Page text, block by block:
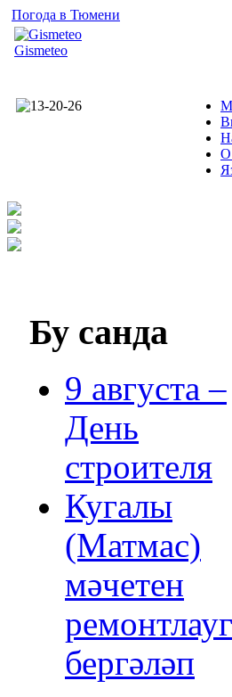
Погода в Тюмени
Gismeteo
О
Бу санда
9 августа –
День
строителя
Кугалы
(Матмас)
мәчетен
бергәләп